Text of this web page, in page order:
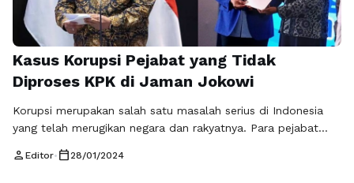
Kasus Korupsi Pejabat yang Tidak
Diproses KPK di Jaman Jokowi
Korupsi merupakan salah satu masalah serius di Indonesia
yang telah merugikan negara dan rakyatnya. Para pejabat
atas kesejahteraan masyarakat justru terlibat dalam tindakan
person Editor• calendar_today 28/01/2024